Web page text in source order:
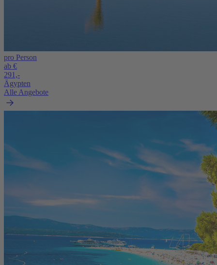
pro Person
ab €
291,-
Ägypten
Alle Angebote